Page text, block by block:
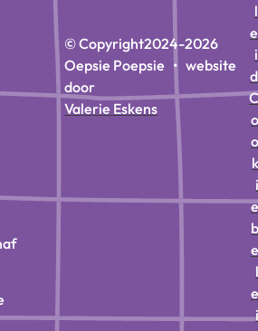
© Copyright2024-2026
Oepsie Poepsie • website
door
Valerie Eskens
l
e
i
d
C
o
o
k
i
e
b
e
l
e
i